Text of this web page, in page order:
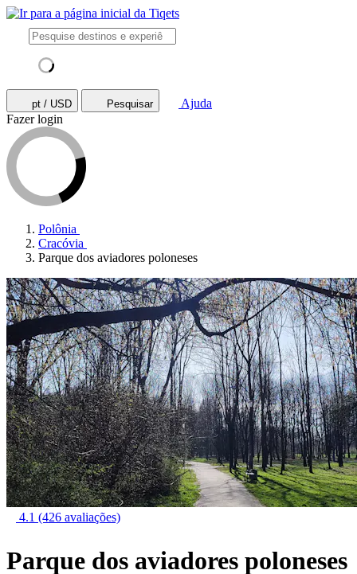
pt / USD Pesquisar
Ajuda
Fazer login
Polônia
Cracóvia
Parque dos aviadores poloneses
4.1 (426 avaliações)
Parque dos aviadores poloneses